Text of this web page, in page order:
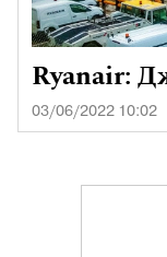
Ryanair:
03/06/2022 10:02